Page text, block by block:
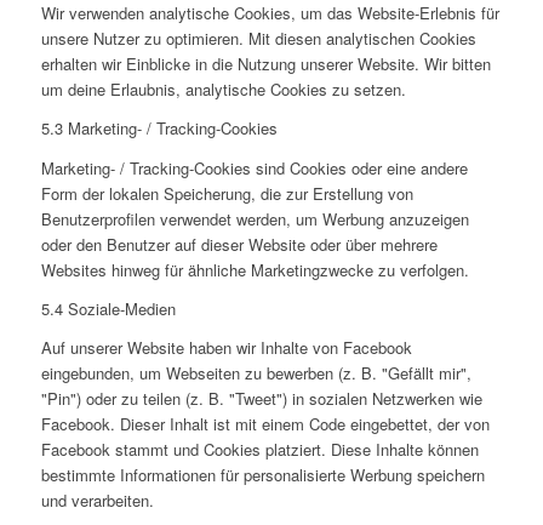
Wir verwenden analytische Cookies, um das Website-Erlebnis für
unsere Nutzer zu optimieren. Mit diesen analytischen Cookies
erhalten wir Einblicke in die Nutzung unserer Website. Wir bitten
um deine Erlaubnis, analytische Cookies zu setzen.
5.3 Marketing- / Tracking-Cookies
Marketing- / Tracking-Cookies sind Cookies oder eine andere
Form der lokalen Speicherung, die zur Erstellung von
Benutzerprofilen verwendet werden, um Werbung anzuzeigen
oder den Benutzer auf dieser Website oder über mehrere
Websites hinweg für ähnliche Marketingzwecke zu verfolgen.
5.4 Soziale-Medien
Auf unserer Website haben wir Inhalte von Facebook
eingebunden, um Webseiten zu bewerben (z. B. "Gefällt mir",
"Pin") oder zu teilen (z. B. "Tweet") in sozialen Netzwerken wie
Facebook. Dieser Inhalt ist mit einem Code eingebettet, der von
Facebook stammt und Cookies platziert. Diese Inhalte können
bestimmte Informationen für personalisierte Werbung speichern
und verarbeiten.